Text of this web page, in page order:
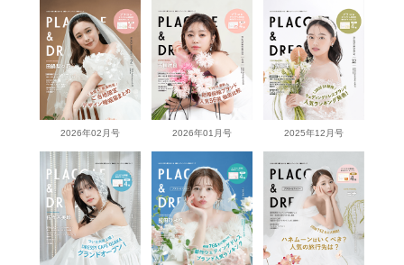
2026年02月号 2026年01月号 2025年12月号